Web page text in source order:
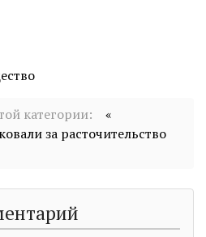
категории:
«
за расточительство